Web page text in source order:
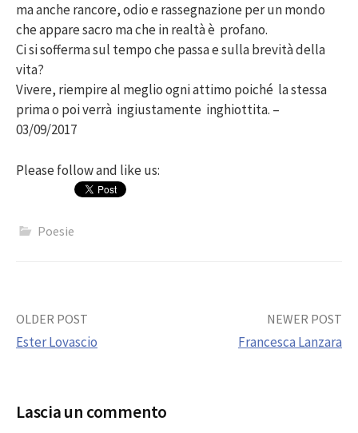
ma anche rancore, odio e rassegnazione per un mondo
che appare sacro ma che in realtà è profano.
Ci si sofferma sul tempo che passa e sulla brevità della
vita?
Vivere, riempire al meglio ogni attimo poiché la stessa
prima o poi verrà ingiustamente inghiottita. –
03/09/2017
Please follow and like us:
Poesie
Post
OLDER POST
Ester Lovascio
NEWER POST
Francesca Lanzara
Lascia un commento